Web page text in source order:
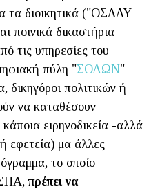
τα διοικητικά ("ΟΣΔΔΥ
ποινικά δικαστήρια
υπηρεσίες του
πύλη "ΣΟΛΩΝ"
δικηγόροι πολιτικών ή
να καταθέσουν
ειρηνοδικεία -αλλά
εφετεία) μα άλλες
το οποίο
πρέπει να